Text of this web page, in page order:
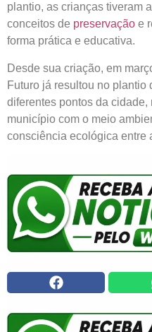
plantio, as crianças tiveram
conceitos de preservação e
forma prática e educativa.
Desde sua criação, em
Futuro já resultou no plantio
diferentes pontos da
município com o meio
consciência ecológica entre